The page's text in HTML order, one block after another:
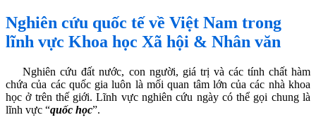
Nghiên cứu quốc tế về Việt Nam trong
lĩnh vực Khoa học Xã hội & Nhân văn
Nghiên cứu đất nước, con người, giá trị và các tính chất hàm
chứa của các quốc gia luôn là mối quan tâm lớn của các nhà khoa
học ở trên thế giới. Lĩnh vực nghiên cứu ngày có thể gọi chung là
lĩnh vực “quốc học”.